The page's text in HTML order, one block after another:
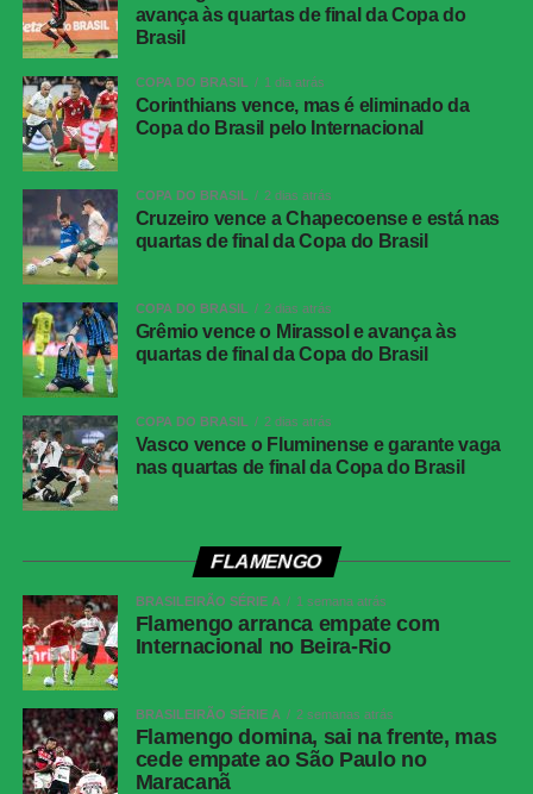
bateu rasteiro, mas a bola acertou a trave de Lucas
Arcanjo.
Quando o jogo já se encaminhava para o fim, o Vitória
marcou o quarto gol. Aos 47 minutos dos acréscimos,
Fabri avançou pela direita, chegou à linha de fundo e
posicionado e finalizou para confirmar a goleada e a
classificação do time baiano às quartas de final.
Corinthians vence, mas é eliminado da Copa do
Brasil pelo Internacional
TÉCNICA
Partida
Vitória 4 x 0 Athletico-PR
Competição
Barradão, Salvador (BA)
Horário
20h (de Brasília)
Cartões
amarelos
Cartões
vermelhos
Nenhum
avança às quartas de final da Copa do
Brasil
COPA DO BRASIL 1 dia atrás
Corinthians vence, mas é eliminado da
Copa do Brasil pelo Internacional
COPA DO BRASIL 2 dias atrás
Cruzeiro vence a Chapecoense e está nas
quartas de final da Copa do Brasil
COPA DO BRASIL 2 dias atrás
Grêmio vence o Mirassol e avança às
quartas de final da Copa do Brasil
COPA DO BRASIL 2 dias atrás
Vasco vence o Fluminense e garante vaga
nas quartas de final da Copa do Brasil
FLAMENGO
BRASILEIRÃO SÉRIE A 1 semana atrás
Flamengo arranca empate com
Internacional no Beira-Rio
BRASILEIRÃO SÉRIE A 2 semanas atrás
Flamengo domina, sai na frente, mas
cede empate ao São Paulo no
Maracanã